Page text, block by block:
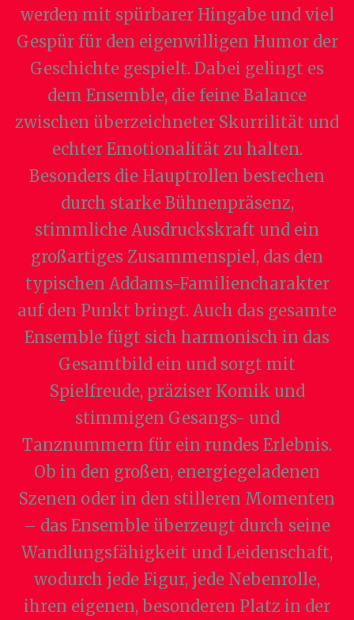
werden mit spürbarer Hingabe und viel
Gespür für den eigenwilligen Humor der
Geschichte gespielt. Dabei gelingt es
dem Ensemble, die feine Balance
zwischen überzeichneter Skurrilität und
echter Emotionalität zu halten.
Besonders die Hauptrollen bestechen
durch starke Bühnenpräsenz,
stimmliche Ausdruckskraft und ein
großartiges Zusammenspiel, das den
typischen Addams-Familiencharakter
auf den Punkt bringt. Auch das gesamte
Ensemble fügt sich harmonisch in das
Gesamtbild ein und sorgt mit
Spielfreude, präziser Komik und
stimmigen Gesangs- und
Tanznummern für ein rundes Erlebnis.
Ob in den großen, energiegeladenen
Szenen oder in den stilleren Momenten
– das Ensemble überzeugt durch seine
Wandlungsfähigkeit und Leidenschaft,
wodurch jede Figur, jede Nebenrolle,
ihren eigenen, besonderen Platz in der